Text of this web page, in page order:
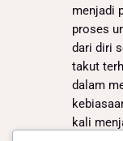
menjadi
proses
dari diri
takut
dalam
kali